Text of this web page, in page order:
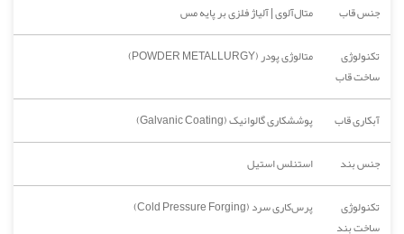
جنس قاب
متال‌آلوی | آلیاژ فلزی بر پایه مس
تکنولوژی
ساخت قاب
متالوژی پودر (POWDER METALLURGY)
آبکاری قاب
پوششکاری گالوانیک (Galvanic Coating)
جنس بند
استنلس استیل
تکنولوژی
ساخت بند
پرس‌کاری سرد (Cold Pressure Forging)